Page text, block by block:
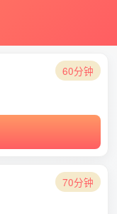
60分钟
70分钟